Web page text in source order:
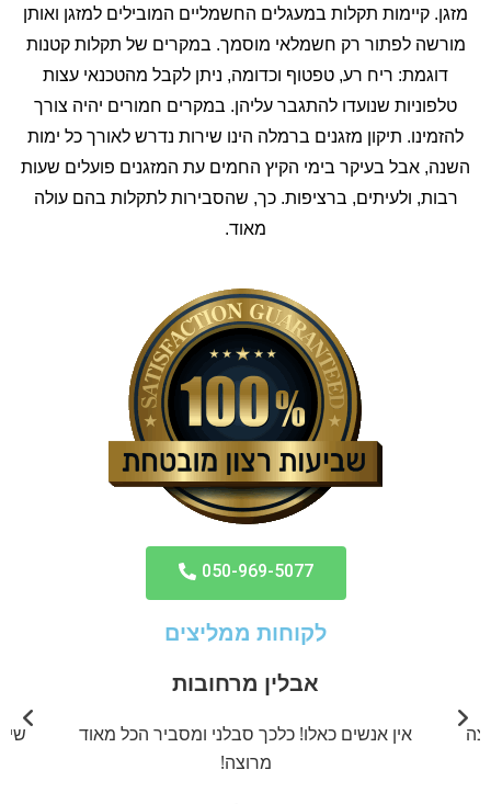
מזגן. קיימות תקלות במעגלים החשמליים המובילים למזגן ואותן
מורשה לפתור רק חשמלאי מוסמך. במקרים של תקלות קטנות
דוגמת: ריח רע, טפטוף וכדומה, ניתן לקבל מהטכנאי עצות
טלפוניות שנועדו להתגבר עליהן. במקרים חמורים יהיה צורך
להזמינו. תיקון מזגנים ברמלה הינו שירות נדרש לאורך כל ימות
השנה, אבל בעיקר בימי הקיץ החמים עת המזגנים פועלים שעות
רבות, ולעיתים, ברציפות. כך, שהסבירות לתקלות בהם עולה
מאוד.
050-969-5077
לקוחות ממליצים
אבלין מרחובות
אין אנשים כאלו! כלכך סבלני ומסביר הכל מאוד
מרוצה!